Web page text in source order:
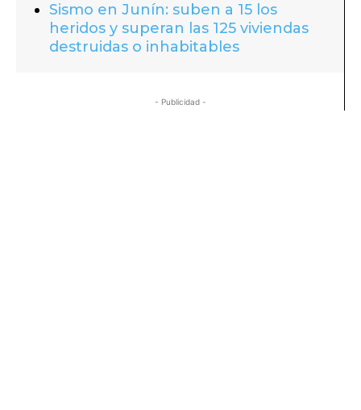
Sismo en Junín: suben a 15 los
heridos y superan las 125 viviendas
destruidas o inhabitables
- Publicidad -